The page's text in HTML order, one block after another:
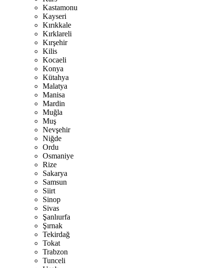
Kastamonu
Kayseri
Kırıkkale
Kırklareli
Kırşehir
Kilis
Kocaeli
Konya
Kütahya
Malatya
Manisa
Mardin
Muğla
Muş
Nevşehir
Niğde
Ordu
Osmaniye
Rize
Sakarya
Samsun
Siirt
Sinop
Sivas
Şanlıurfa
Şırnak
Tekirdağ
Tokat
Trabzon
Tunceli